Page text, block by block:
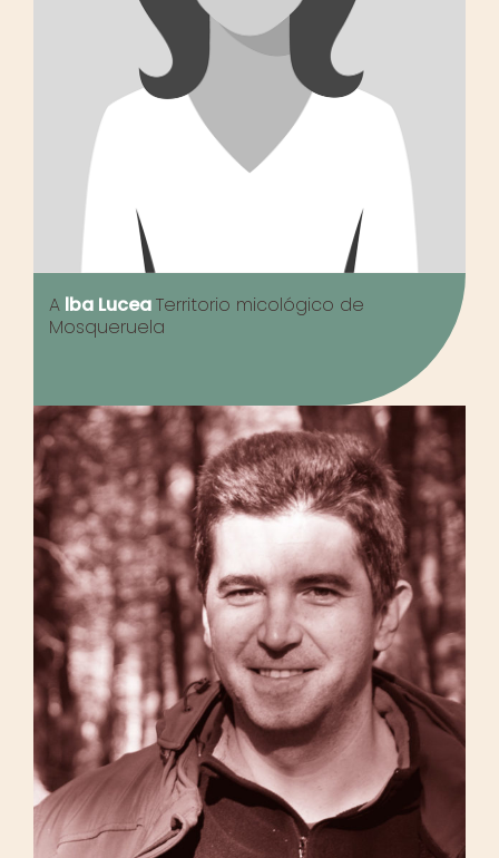
Alba LuceaTerritorio micológico de
Mosqueruela